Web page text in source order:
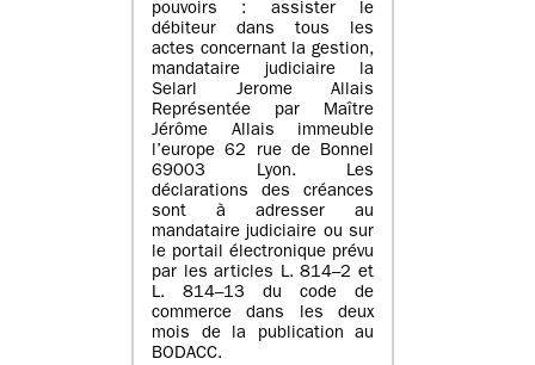
pouvoirs : assister le
débiteur dans tous les
actes concernant la gestion,
mandataire judiciaire la
Selarl Jerome Allais
Représentée par Maître
Jérôme Allais immeuble
l’europe 62 rue de Bonnel
69003 Lyon. Les
déclarations des créances
sont à adresser au
mandataire judiciaire ou sur
le portail électronique prévu
par les articles L. 814–2 et
L. 814–13 du code de
commerce dans les deux
mois de la publication au
BODACC.